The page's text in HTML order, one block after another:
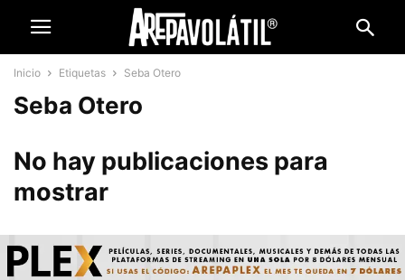
Inicio Etiquetas Seba Otero
Seba Otero
No hay publicaciones para
mostrar